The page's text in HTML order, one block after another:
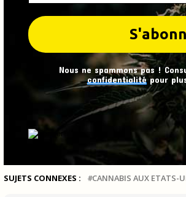
Nous ne spammons pas !
confidentialitépour
SUJETS CONNEXES : CANNABIS AUX ETATS-